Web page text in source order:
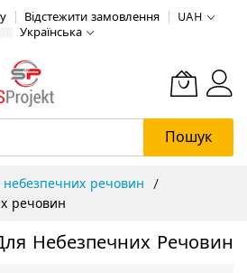
Відстежити замовлення
UAH
Українська
Пошук
небезпечних речовин
речовин
Небезпечних Речовин